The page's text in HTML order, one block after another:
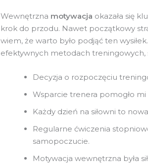
Wewnętrzna motywacja okazała się
krok do przodu. Nawet początkowy
wiem, że warto było podjąć ten
efektywnych metodach treningowych,
Decyzja o rozpoczęciu
Wsparcie trenera pomogło
Każdy dzień na siłowni to
Regularne ćwiczenia
samopoczucie.
Motywacja wewnętrzna była